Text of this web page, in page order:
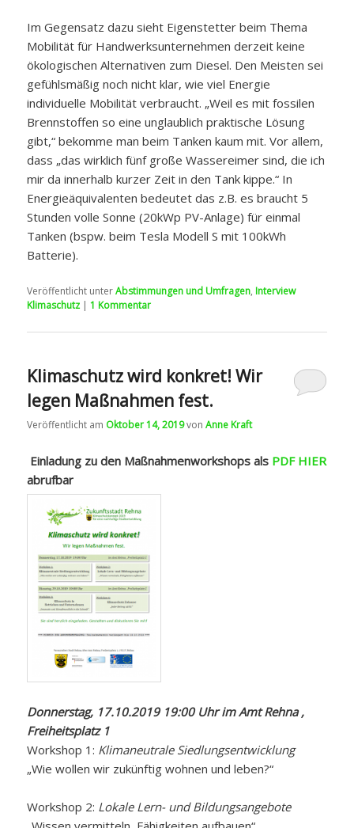
mir da innerhalb kurzer Zeit in den Tank kippe.“ In
Energieäquivalenten bedeutet das z.B. es braucht 5
Stunden volle Sonne (20kWp PV-Anlage) für einmal
Tanken (bspw. beim Tesla Modell S mit 100kWh
Batterie).
Veröffentlicht unter Abstimmungen und Umfragen,Interview
Klimaschutz |1Kommentar
Klimaschutz wird konkret! Wir
legen Maßnahmen fest.
Einladung zu den Maßnahmenworkshops als
abrufbar
Donnerstag, 17.10.2019 19:00 Uhr im Amt Rehna ,
Freiheitsplatz 1
Workshop 1:Klimaneutrale Siedlungsentwicklung
„Wie wollen wir zukünftig wohnen und leben?“
Workshop 2:Lokale Lern- und Bildungsangebote
Dienstag, 29.10.2019 19:00 Uhr im Amt Rehna ,
Freiheitsplatz 1
Workshop 3:Klimaschutz in Betrieben und
„Innovativ und klimafreundlich in die Zukunft“